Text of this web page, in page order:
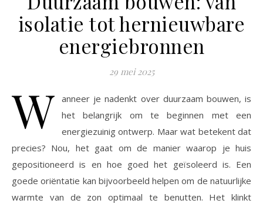
isolatie tot hernieuwbare
energiebronnen
29 mei 2025
W anneer je nadenkt over duurzaam bouwen, is
het belangrijk om te beginnen met een
energiezuinig ontwerp. Maar wat betekent dat
precies? Nou, het gaat om de manier waarop je huis
gepositioneerd is en hoe goed het geïsoleerd is. Een
goede oriëntatie kan bijvoorbeeld helpen om de natuurlijke
warmte van de zon optimaal te benutten. Het klinkt